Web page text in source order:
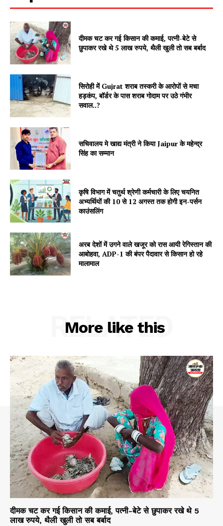
Vishwasniya Hindi Akhbaar
SUBSCRIBE NOW
Company
दीमक चट कर गई किसान की कमाई, पत्नी-बेटे से
छुपाकर रखे थे 5 लाख रुपये, थैली खुली तो सब बर्बाद
सिरोही में Gujrat शराब तस्करी के आरोपों से मचा
हड़कंप, बॉर्डर के पास शराब गोदाम पर उठे गंभीर
सवाल..?
सचिवालय मे खाद्य मंत्री ने किया Jaipur के महेन्द्र
सिंह का सम्मान
कृषि विभाग में चतुर्थ श्रेणी कर्मचारी के लिए चयनित
अभ्यर्थियों की 10 से 12 अगस्त तक होगी इन-पर्सन
काउंसलिंग
अरब देशों में उगने वाले खजूर को रास आयी रेगिस्तान की
आबोहवा, ADP-1 की बंपर पैदावार से किसान हो रहे
मालामाल
More like this
RELATED
दीमक चट कर गई किसान की कमाई, पत्नी-बेटे से छुपाकर रखे थे 5
लाख रुपये, थैली खुली तो सब बर्बाद